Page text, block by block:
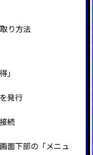
り方法
」
発行
続
面下部の「メニュ